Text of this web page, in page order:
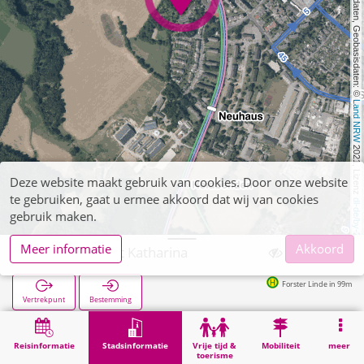
, Kartendaten, Geobasisdaten: ©
Land NRW
2021, Lizenz
dl-de/by-2-0
Reisinformatie Stadsinformatie
Vrije tijd &
toerisme
Mobiliteit meer
Aachen, Sankt Katharina
Vertrekpunt Bestemming
Forster Linde in 99m
Stadsinformatie Aachen, Sankt Katharina
Deze website maakt gebruik van cookies. Door onze website
te gebruiken, gaat u ermee akkoord dat wij van cookies
gebruik maken.
Meer informatie
Akkoord